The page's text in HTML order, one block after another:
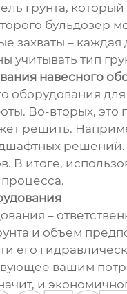
грунта,
бульдозер
захваты –
учитывать тип
навесного
оборудования
Во-вторых,
решить.
решений.
В итоге,
–
и объем
его
вашим
и